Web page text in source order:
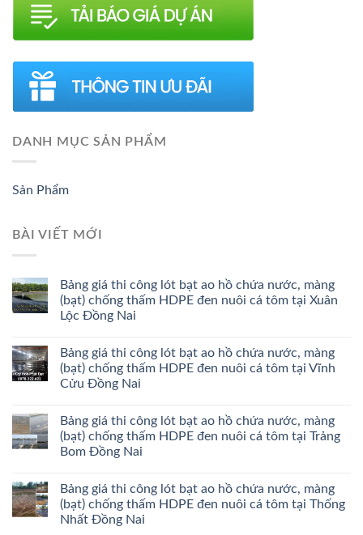
DANH MỤC SẢN PHẨM
Sản Phẩm
BÀI VIẾT MỚI
Bảng giá thi công lót bạt ao hồ chứa nước, màng
(bạt) chống thấm HDPE đen nuôi cá tôm tại Xuân
Lộc Đồng Nai
Bảng giá thi công lót bạt ao hồ chứa nước, màng
(bạt) chống thấm HDPE đen nuôi cá tôm tại Vĩnh
Cửu Đồng Nai
Bảng giá thi công lót bạt ao hồ chứa nước, màng
(bạt) chống thấm HDPE đen nuôi cá tôm tại Trảng
Bom Đồng Nai
Bảng giá thi công lót bạt ao hồ chứa nước, màng
(bạt) chống thấm HDPE đen nuôi cá tôm tại Thống
Nhất Đồng Nai